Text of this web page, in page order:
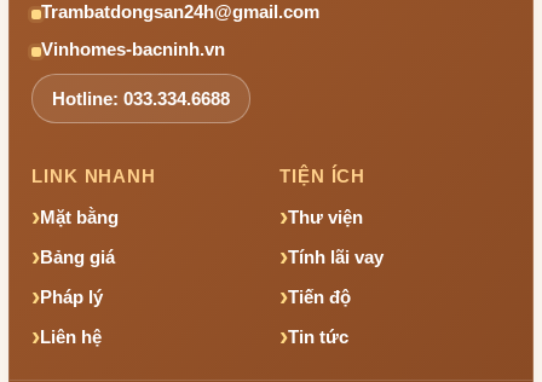
Trambatdongsan24h@gmail.com
Vinhomes-bacninh.vn
Hotline: 033.334.6688
LINK NHANH
Mặt bằng
Bảng giá
Pháp lý
Liên hệ
TIỆN ÍCH
Thư viện
Tính lãi vay
Tiến độ
Tin tức